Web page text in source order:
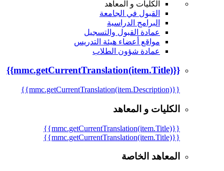
الكليات و المعاهد
القبول في الجامعة
البرامج الدراسية
عمادة القبول والتسجيل
مواقع أعضاء هيئة التدريس
عمادة شؤون الطلاب
{{mmc.getCurrentTranslation(item.Title)}}
{{mmc.getCurrentTranslation(item.Description)}}
الكليات و المعاهد
{{mmc.getCurrentTranslation(item.Title)}}
{{mmc.getCurrentTranslation(item.Title)}}
المعاهد الخاصة